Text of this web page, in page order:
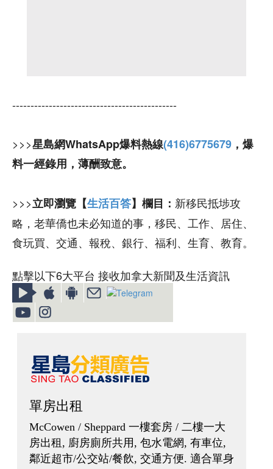
---------------------------------------------
>>>星島網WhatsApp爆料熱線(416)6775679 ，爆
料一經錄用，薄酬致意。
>>>立即瀏覽【生活百答】欄目： 新移民抵埗攻
略，老華僑也未必知道的事，移民、工作、居住、
食玩買、交通、報稅、銀行、福利、生育、教育。
點擊以下6大平台 接收加拿大新聞及生活資訊